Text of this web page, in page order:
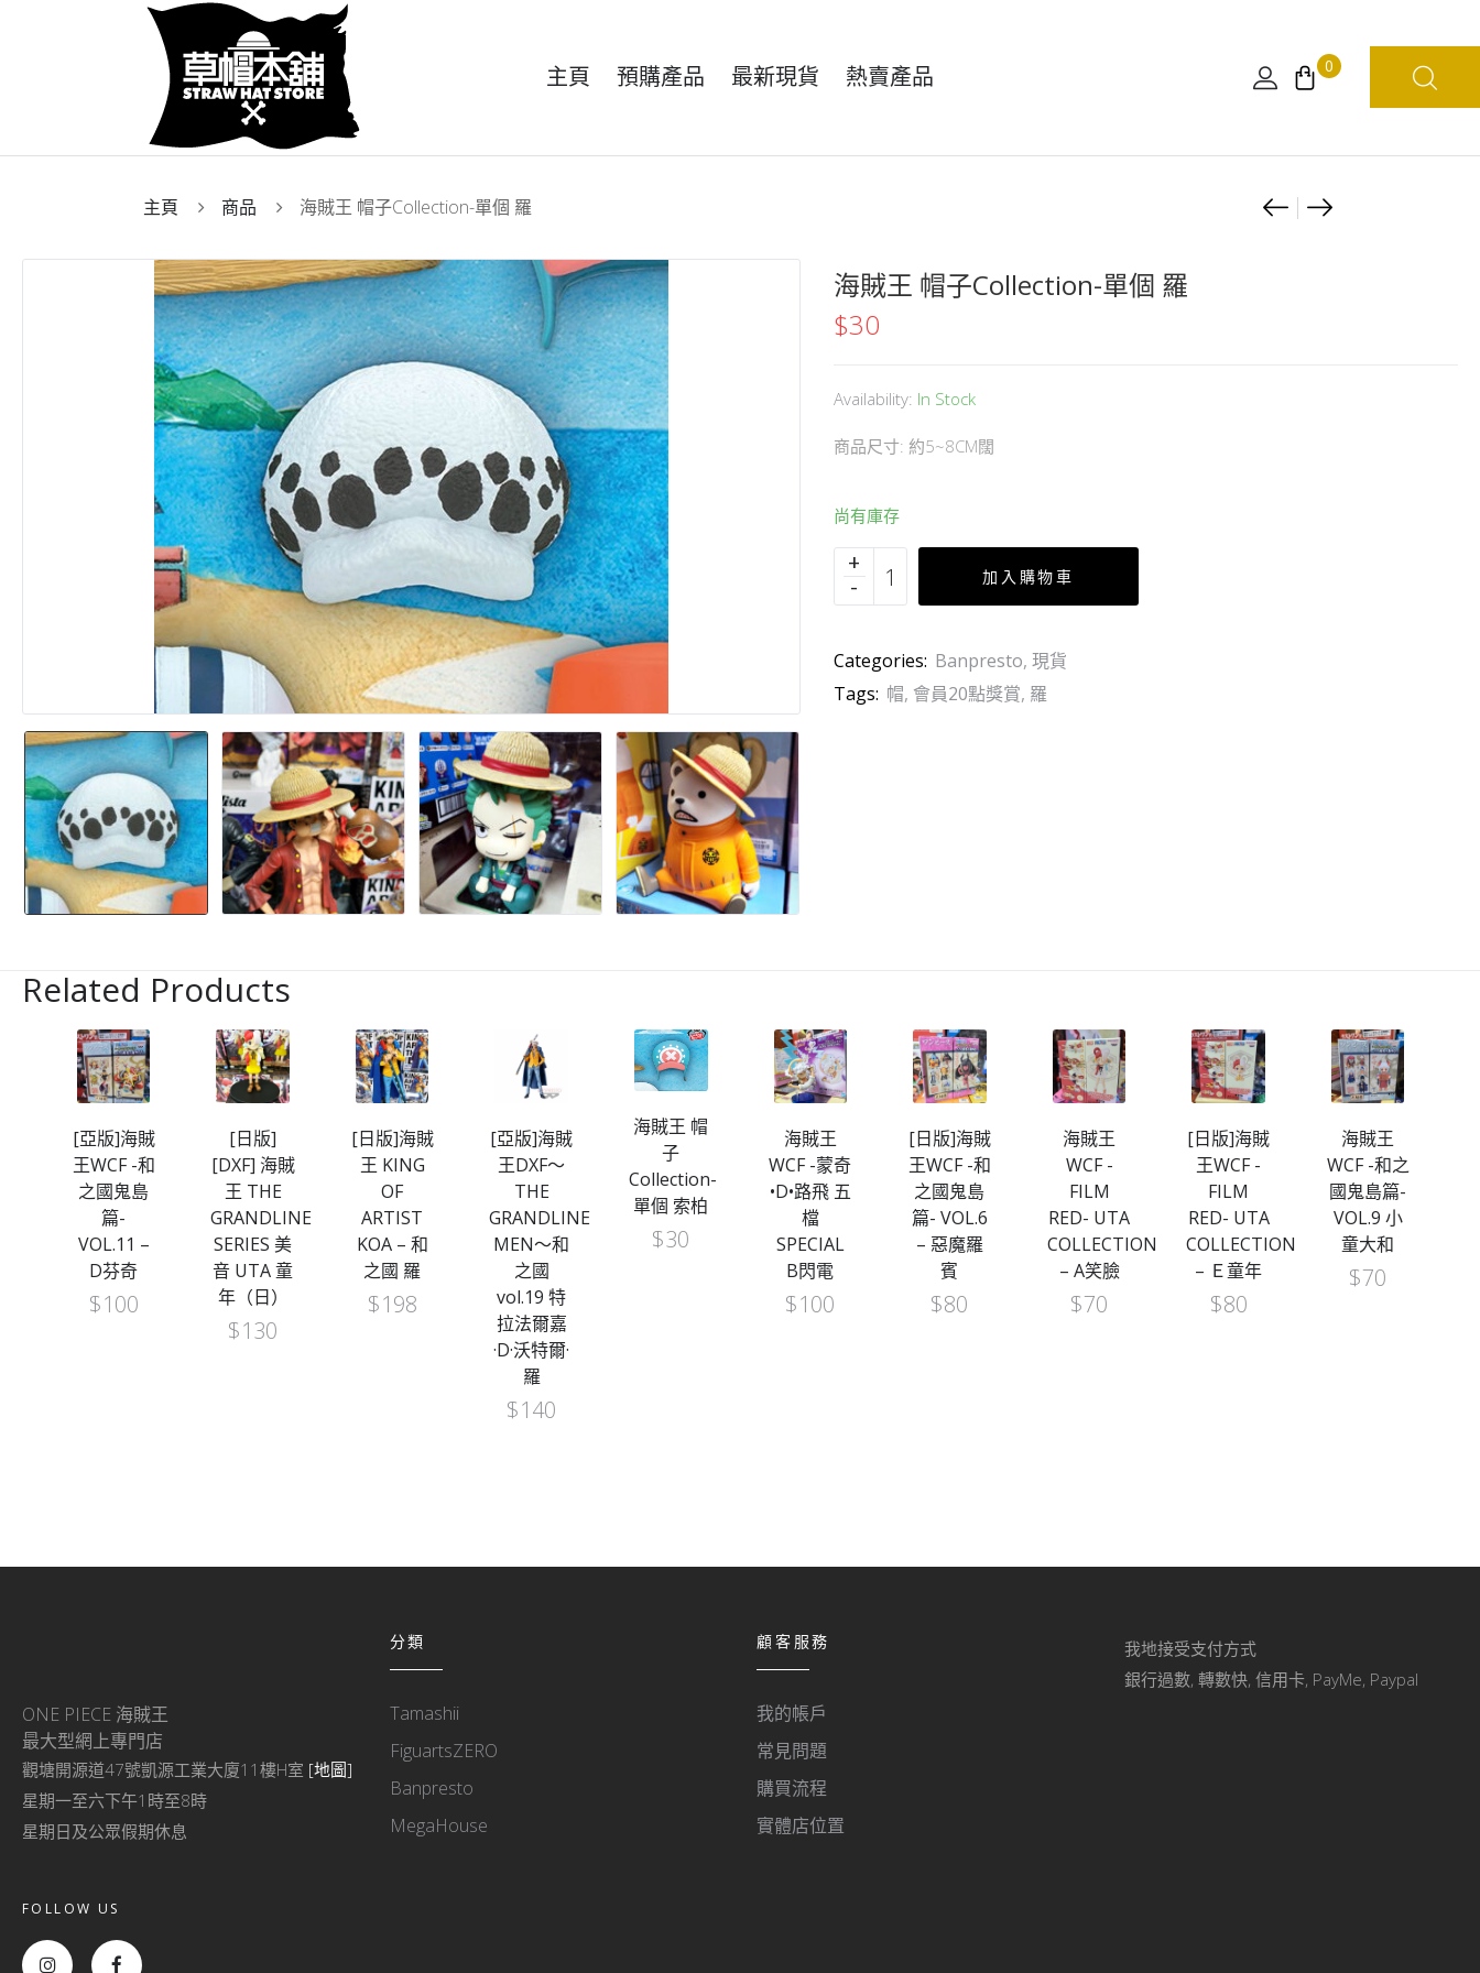
主頁 預購產品 最新現貨 熱賣產品 0
主頁 商品 海賊王 帽子Collection-單個 羅
Product
海海
海賊王 帽子Collection-單個 羅
$30
Availability: In Stock
商品尺寸: 約5~8CM闊
尚有庫存
加入購物車
Categories: Banpresto, 現貨
Tags: 帽, 會員20點獎賞, 羅
Related Products
[日版]
[DXF] 海賊
王 THE
GRANDLINE
SERIES 美
音 UTA 童
年（日）
[日版]海賊
王 KING
OF
ARTIST
KOA – 和
之國 羅
$ 198
[亞版]海賊
王DXF～
THE
GRANDLINE
MEN～和
之國
vol.19 特
海賊王 帽
子
Collection-
單個 索柏
$30
海賊王
WCF -蒙奇
•D•路飛 五
檔
SPECIAL
[日版]海賊
王WCF -和
之國鬼島
篇- VOL.6
– 惡魔羅
賓
$80
海賊王
WCF -
FILM
RED- UTA
COLLECTION
– A笑臉
$70
[日版]海賊
王WCF -
FILM
RED- UTA
COLLECTION
– Ｅ童年
$80
海賊王
WCF -和之
國鬼島篇-
VOL.9 小
童大和
$70
海賊王
WCF -和之
國篇
VOL.2-羅
(行版)
$80
ONE PIECE 海賊王
最大型網上專門店
觀塘開源道47號凱源工業大廈11樓H室 [地圖]
星期一至六下午1時至8時
星期日及公眾假期休息
FOLLOW US
分類
Tamashii
FiguartsZERO
Banpresto
MegaHouse
顧客服務
我的帳戶
常見問題
購買流程
實體店位置
我地接受支付方式
銀行過數, 轉數快, 信用卡, PayMe, Paypal